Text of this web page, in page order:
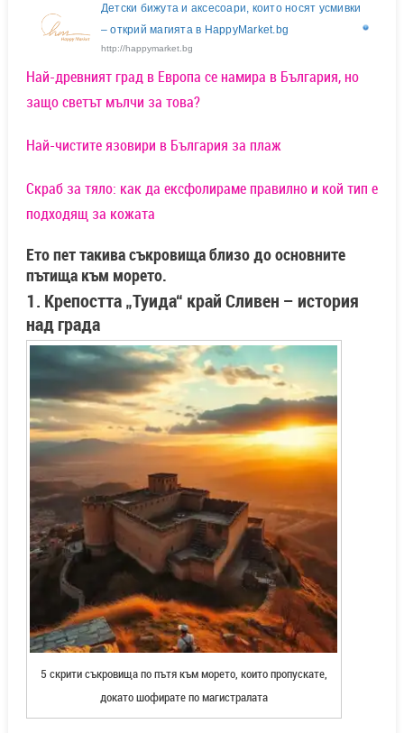
Детски бижута и аксесоари, които носят усмивки
– открий магията в HappyMarket.bg
http://happymarket.bg
Най-древният град в Европа се намира в България, но
защо светът мълчи за това?
Най-чистите язовири в България за плаж
Скраб за тяло: как да ексфолираме правилно и кой тип е
подходящ за кожата
Ето пет такива съкровища близо до основните
пътища към морето.
1. Крепостта „Туида“ край Сливен – история
над града
5 скрити съкровища по пътя към морето, които пропускате,
докато шофирате по магистралата